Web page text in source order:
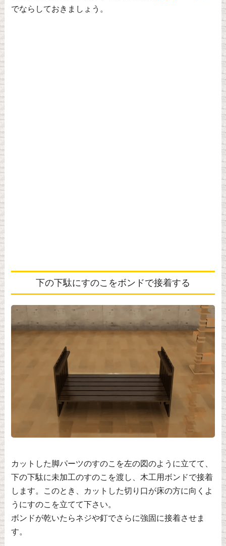
でならしておきましょう。
下の下駄にすのこをボンドで接着する
カットした脚パーツのすのこを左の図のように立てて、
下の下駄に未加工のすのこを渡し、木工用ボンドで接着
します。このとき、カットした切り口が床の方に向くよ
うにすのこを立てて下さい。
ボンドが乾いたらネジや釘でさらに強固に接着させま
す。